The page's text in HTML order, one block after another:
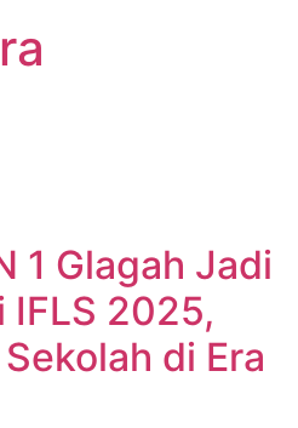
1 Glagah Jadi
IFLS 2025,
di Era